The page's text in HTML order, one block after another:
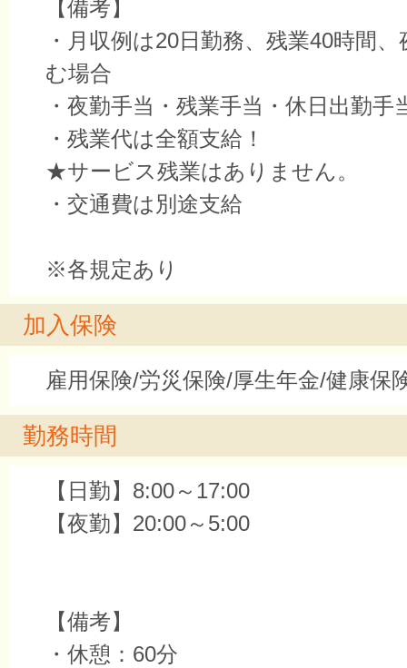
【備考】
・月収例は20日勤務、残業40時間
む場合
・夜勤手当・残業手当・休日出勤手
・残業代は全額支給！
★サービス残業はありません。
・交通費は別途支給
※各規定あり
加入保険
雇用保険/労災保険/厚生年金/健康保
勤務時間
【日勤】8:00～17:00
【夜勤】20:00～5:00
【備考】
・休憩：60分